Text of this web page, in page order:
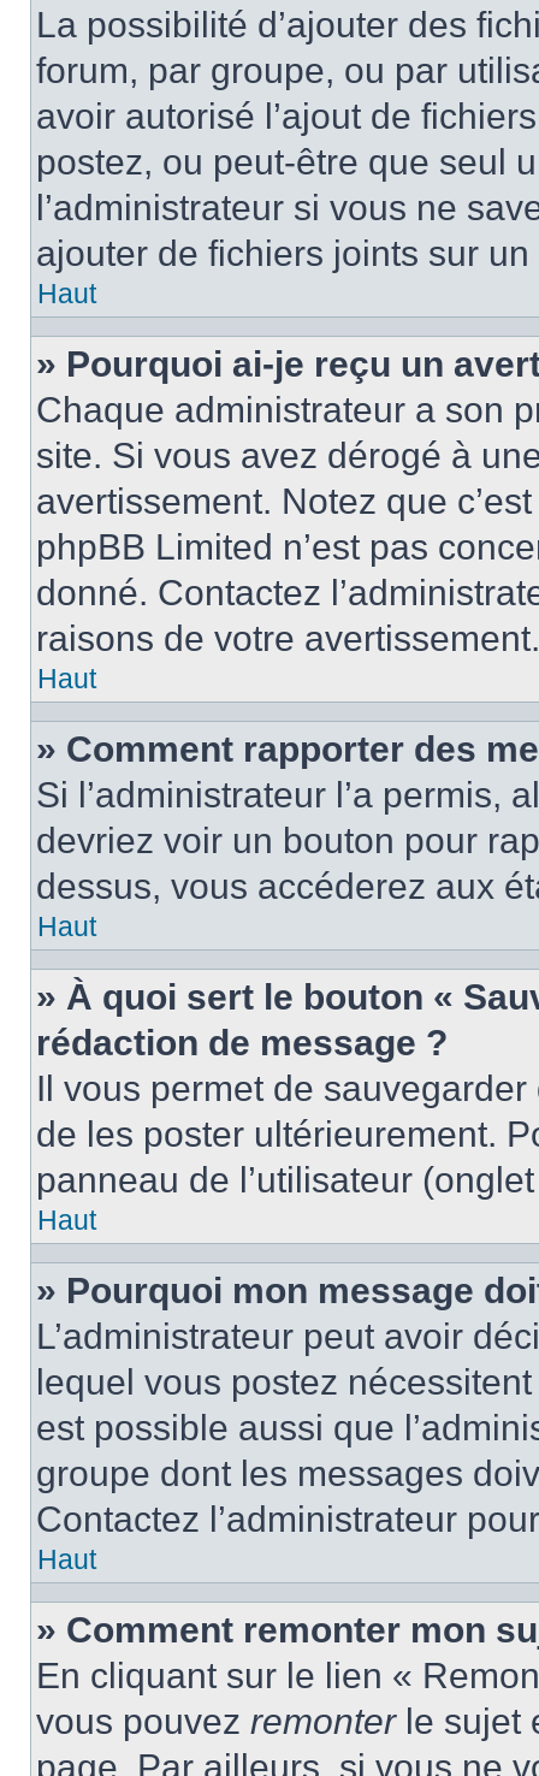
La possibilité d’ajouter des
forum, par groupe, ou par
avoir autorisé l’ajout de
postez, ou peut-être que seul
l’administrateur si vous ne
ajouter de fichiers joints sur un
Haut
» Pourquoi ai-je reçu un
Chaque administrateur a son
site. Si vous avez dérogé à
avertissement. Notez que
phpBB Limited n’est pas
donné. Contactez
raisons de votre avertissement.
Haut
» Comment rapporter des
Si l’administrateur l’a permis,
devriez voir un bouton pour
dessus, vous accéderez aux
Haut
» À quoi sert le bouton «
rédaction de message ?
Il vous permet de
de les poster ultérieurement.
panneau de l’utilisateur
Haut
» Pourquoi mon message
L’administrateur peut avoir
lequel vous postez
est possible aussi que
groupe dont les messages
Contactez l’administrateur
Haut
» Comment remonter mon
En cliquant sur le lien «
vous pouvez remonterle sujet
page. Par ailleurs, si vous ne